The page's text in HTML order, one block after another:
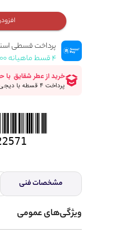
پرداخت قسطی
۴ قسط ماهیانه ۶,۴۹۹,۵۰۰ تومان (بدون کارمزد)
مشخصات فنی
ویژگی‌های عمومی